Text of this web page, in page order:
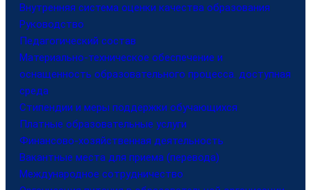
Внутренняя система оценки качества образования
Руководство
Педагогический состав
Материально-техническое обеспечение и
оснащенность образовательного процесса. доступная
среда
Стипендии и меры поддержки обучающихся
Платные образовательные услуги
Финансово-хозяйственная деятельность
Вакантные места для приема (перевода)
Международное сотрудничество